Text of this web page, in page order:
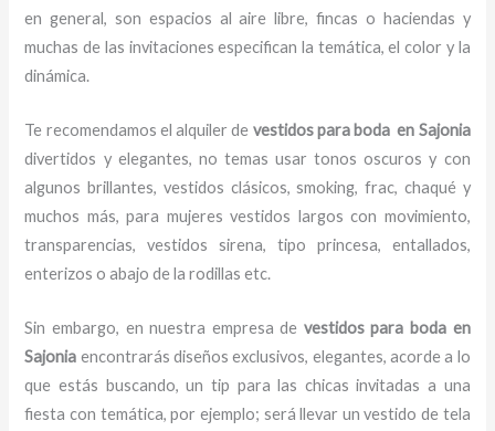
en general, son espacios al aire libre, fincas o haciendas y
muchas de las invitaciones especifican la temática, el color y la
dinámica.
Te recomendamos el alquiler de vestidos para boda en Sajonia
divertidos y elegantes, no temas usar tonos oscuros y con
algunos brillantes, vestidos clásicos, smoking, frac, chaqué y
muchos más, para mujeres vestidos largos con movimiento,
transparencias, vestidos sirena, tipo princesa, entallados,
enterizos o abajo de la rodillas etc.
Sin embargo, en nuestra empresa de vestidos para boda en
Sajonia encontrarás diseños exclusivos, elegantes, acorde a lo
que estás buscando, un tip para las chicas invitadas a una
fiesta con temática, por ejemplo; será llevar un vestido de tela